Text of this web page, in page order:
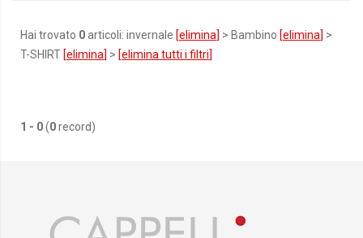
Hai trovato 0articoli: invernale [elimina] > Bambino [elimina] >
T-SHIRT [elimina] > [elimina tutti i filtri]
1 - 0(0record)